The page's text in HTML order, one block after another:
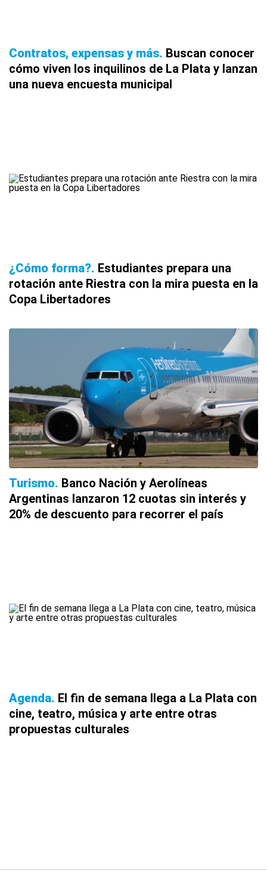
Contratos, expensas y más Buscan conocer
cómo viven los inquilinos de La Plata y lanzan
una nueva encuesta municipal
¿Cómo forma? Estudiantes prepara una
rotación ante Riestra con la mira puesta en la
Copa Libertadores
Turismo Banco Nación y Aerolíneas
Argentinas lanzaron 12 cuotas sin interés y
20% de descuento para recorrer el país
Agenda El fin de semana llega a La Plata con
cine, teatro, música y arte entre otras
propuestas culturales